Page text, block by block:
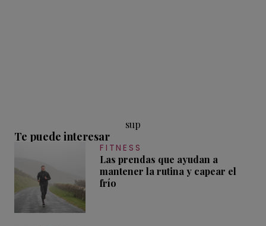
sup
Te puede interesar
FITNESS
Las prendas que ayudan a
mantener la rutina y capear el
frío